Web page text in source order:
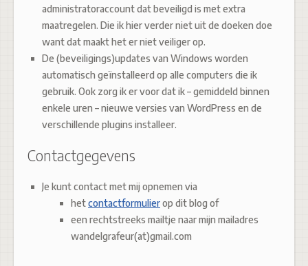
administratoraccount dat beveiligd is met extra
maatregelen. Die ik hier verder niet uit de doeken doe
want dat maakt het er niet veiliger op.
De (beveiligings)updates van Windows worden
automatisch geïnstalleerd op alle computers die ik
gebruik. Ook zorg ik er voor dat ik – gemiddeld binnen
enkele uren – nieuwe versies van WordPress en de
verschillende plugins installeer.
Contactgegevens
Je kunt contact met mij opnemen via
hetcontactformulierop dit blog of
een rechtstreeks mailtje naar mijn mailadres
wandelgrafeur(at)gmail.com